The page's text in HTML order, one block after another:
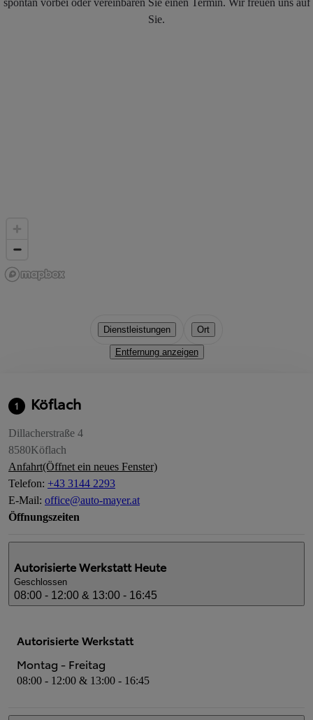
spontan vorbei oder vereinbaren Sie einen Termin. Wir freuen uns auf
Sie.
Dienstleistungen Ort
Entfernung anzeigen
1 Köflach
Dillacherstraße 4
8580Köflach
Anfahrt(Öffnet ein neues Fenster)
Telefon: +43 3144 2293
E-Mail: office@auto-mayer.at
Öffnungszeiten
Autorisierte Werkstatt Heute
Geschlossen
08:00 - 12:00 & 13:00 - 16:45
Autorisierte Werkstatt
Montag - Freitag
08:00 - 12:00 & 13:00 - 16:45